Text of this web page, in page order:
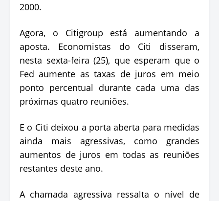
2000.
Agora, o Citigroup está aumentando a
aposta. Economistas do Citi disseram,
nesta sexta-feira (25), que esperam que o
Fed aumente as taxas de juros em meio
ponto percentual durante cada uma das
próximas quatro reuniões.
E o Citi deixou a porta aberta para medidas
ainda mais agressivas, como grandes
aumentos de juros em todas as reuniões
restantes deste ano.
A chamada agressiva ressalta o nível de